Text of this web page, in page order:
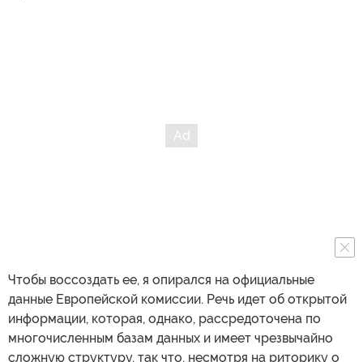
Чтобы воссоздать ее, я опирался на официальные
данные Европейской комиссии. Речь идет об открытой
информации, которая, однако, рассредоточена по
многочисленным базам данных и имеет чрезвычайно
сложную структуру, так что, несмотря на риторику о